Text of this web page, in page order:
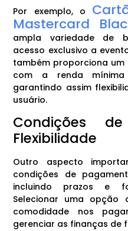
Por exemplo, o
Mastercard
ampla variedade de
acesso exclusivo a
também proporciona
com a renda mínima
garantindo assim
usuário.
Condições
Flexibilidade
Outro aspecto
condições de
incluindo prazos e
Selecionar uma opção
comodidade nos
gerenciar as finanças de